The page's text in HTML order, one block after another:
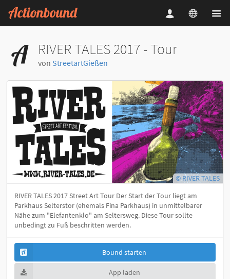
RIVER TALES 2017 - Tour
von StreetartGießen
© RIVER TALES
RIVER TALES 2017 Street Art Tour Der Start der Tour liegt am
Parkhaus Selterstor (ehemals Fina Parkhaus) in unmittelbarer
Nähe zum "Elefantenklo" am Seltersweg. Diese Tour sollte
unbedingt zu Fuß beschritten werden.
Bound starten
App laden